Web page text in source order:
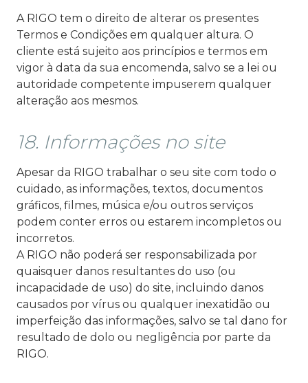
A RIGO tem o direito de alterar os presentes
Termos e Condições em qualquer altura. O
cliente está sujeito aos princípios e termos em
vigor à data da sua encomenda, salvo se a lei ou
autoridade competente impuserem qualquer
alteração aos mesmos.
18. Informações no site
Apesar da RIGO trabalhar o seu site com todo o
cuidado, as informações, textos, documentos
gráficos, filmes, música e/ou outros serviços
podem conter erros ou estarem incompletos ou
incorretos.
A RIGO não poderá ser responsabilizada por
quaisquer danos resultantes do uso (ou
incapacidade de uso) do site, incluindo danos
causados por vírus ou qualquer inexatidão ou
imperfeição das informações, salvo se tal dano for
resultado de dolo ou negligência por parte da
RIGO.